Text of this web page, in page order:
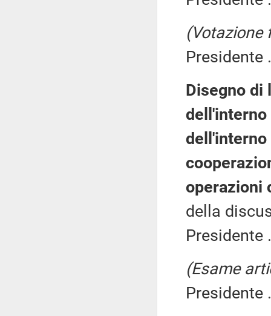
(Votazione
Presidente
Disegno di
operazioni
della
Presidente
(Esame
Presidente